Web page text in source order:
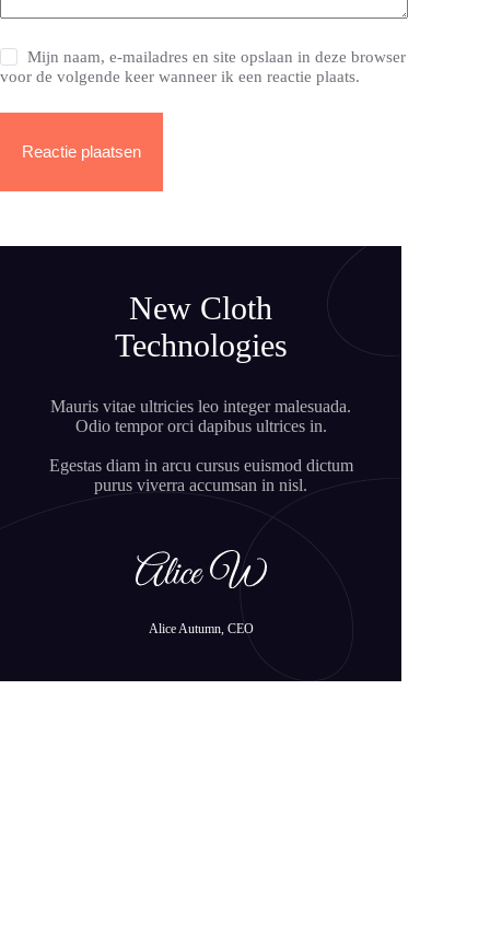
Mijn naam, e-mailadres en site opslaan in deze browser
voor de volgende keer wanneer ik een reactie plaats.
Reactie plaatsen
New Cloth
Technologies
Mauris vitae ultricies leo integer malesuada.
Odio tempor orci dapibus ultrices in.
Egestas diam in arcu cursus euismod dictum
purus viverra accumsan in nisl.
Alice Autumn, CEO